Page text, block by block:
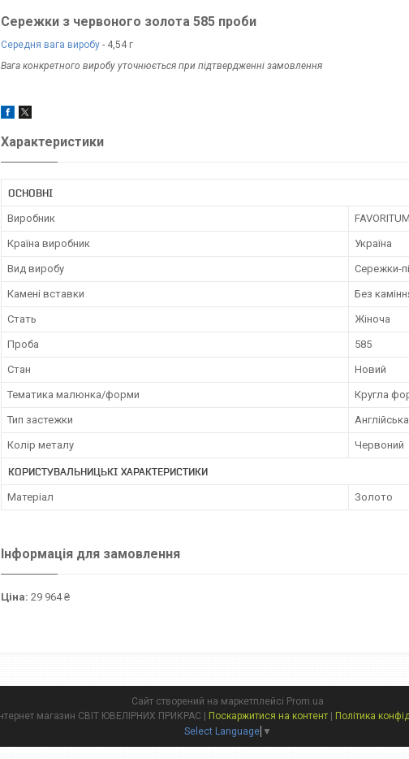
Сережки з червоного золота 585 проби
Середня вага виробу - 4,54 г
Вага конкретного виробу уточнюється при підтвердженні замовлення
Характеристики
ОСНОВНІ
Виробник FAVORITUM
Країна виробник Україна
Вид виробу Сережки-
Камені вставки Без
Стать Жіноча
Проба 585
Стан Новий
Тематика малюнка/форми Кругла
Тип застежки
Колір металу Червоний
КОРИСТУВАЛЬНИЦЬКІ ХАРАКТЕРИСТИКИ
Матеріал Золото
Інформація для замовлення
Ціна: 29 964 ₴
Сайт створений на маркетплейсі Prom.ua
Поскаржитися на контент
Політика
Select Language ▼